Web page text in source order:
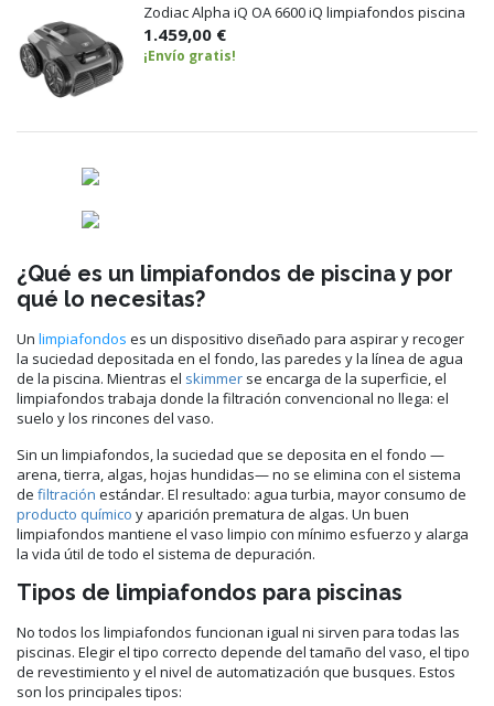
Zodiac Alpha iQ OA 6600 iQ limpiafondos piscina
1.459,00 €
¡Envío gratis!
¿Qué es un limpiafondos de piscina y por
qué lo necesitas?
Un limpiafondos es un dispositivo diseñado para aspirar y recoger
la suciedad depositada en el fondo, las paredes y la línea de agua
de la piscina. Mientras el skimmer se encarga de la superficie, el
limpiafondos trabaja donde la filtración convencional no llega: el
suelo y los rincones del vaso.
Sin un limpiafondos, la suciedad que se deposita en el fondo —
arena, tierra, algas, hojas hundidas— no se elimina con el sistema
de filtración estándar. El resultado: agua turbia, mayor consumo de
producto químico y aparición prematura de algas. Un buen
limpiafondos mantiene el vaso limpio con mínimo esfuerzo y alarga
la vida útil de todo el sistema de depuración.
Tipos de limpiafondos para piscinas
No todos los limpiafondos funcionan igual ni sirven para todas las
piscinas. Elegir el tipo correcto depende del tamaño del vaso, el tipo
de revestimiento y el nivel de automatización que busques. Estos
son los principales tipos: